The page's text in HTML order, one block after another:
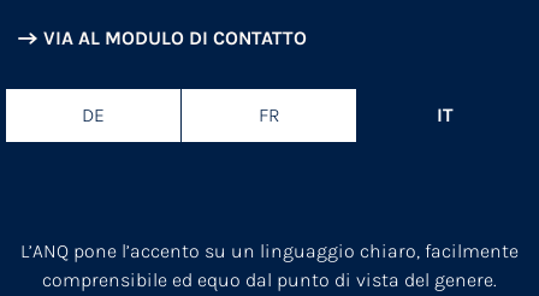
VIA AL MODULO DI CONTATTO
DE FR IT
L’ANQ pone l’accento su un linguaggio chiaro, facilmente
comprensibile ed equo dal punto di vista del genere.